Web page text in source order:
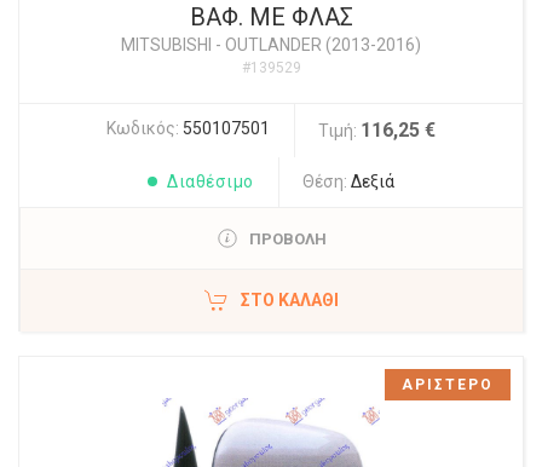
ΒΑΦ. ΜΕ ΦΛΑΣ
MITSUBISHI - OUTLANDER (2013-2016)
#139529
Κωδικός: 550107501 Τιμή: 116,25 €
Διαθέσιμο Θέση: Δεξιά
ΠΡΟΒΟΛΗ
ΣΤΟ ΚΑΛΆΘΙ
ΑΡΙΣΤΕΡΟ